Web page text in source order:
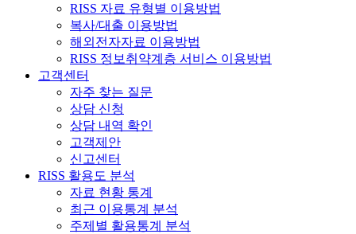
RISS 자료 유형별 이용방법
복사/대출 이용방법
해외전자자료 이용방법
RISS 정보취약계층 서비스 이용방법
고객센터
자주 찾는 질문
상담 신청
상담 내역 확인
고객제안
신고센터
RISS 활용도 분석
자료 현황 통계
최근 이용통계 분석
주제별 활용통계 분석